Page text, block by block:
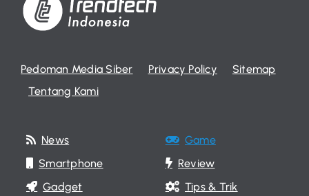
Pedoman Media Siber Privacy Policy
Sitemap
Tentang Kami
News
Smartphone
Gadget
Game
Review
Tips & Trik